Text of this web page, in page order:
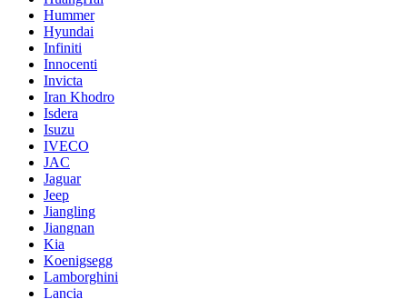
Hummer
Hyundai
Infiniti
Innocenti
Invicta
Iran Khodro
Isdera
Isuzu
IVECO
JAC
Jaguar
Jeep
Jiangling
Jiangnan
Kia
Koenigsegg
Lamborghini
Lancia